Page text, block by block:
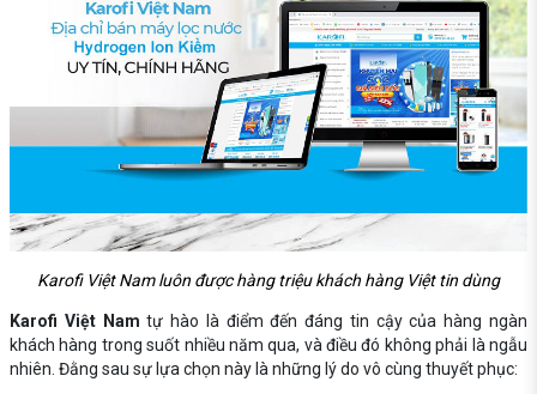
Karofi Việt Nam luôn được hàng triệu khách hàng Việt tin dùng
Karofi Việt Nam tự hào là điểm đến đáng tin cậy của hàng ngàn
khách hàng trong suốt nhiều năm qua, và điều đó không phải là ngẫu
nhiên. Đằng sau sự lựa chọn này là những lý do vô cùng thuyết phục: